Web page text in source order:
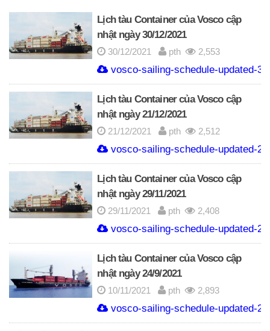
Lịch tàu Container của Vosco cập
nhật ngày 30/12/2021
30/12/2021 pth 2,553
vosco-sailing-schedule-updated-
Lịch tàu Container của Vosco cập
nhật ngày 21/12/2021
21/12/2021 pth 2,512
vosco-sailing-schedule-updated-
Lịch tàu Container của Vosco cập
nhật ngày 29/11/2021
29/11/2021 pth 2,408
vosco-sailing-schedule-updated-
Lịch tàu Container của Vosco cập
nhật ngày 24/9/2021
10/11/2021 pth 2,893
vosco-sailing-schedule-updated-